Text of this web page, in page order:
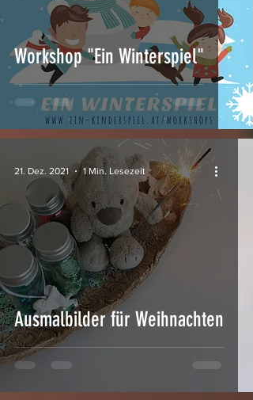
Workshop "Ein Winterspiel"
Ausmalbilder für Weihnachten
21. Dez. 2021 1 Min. Lesezeit